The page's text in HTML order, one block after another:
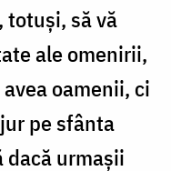
totuşi, să vă
ale omenirii,
oamenii, ci
pe sfânta
dacă urmaşii